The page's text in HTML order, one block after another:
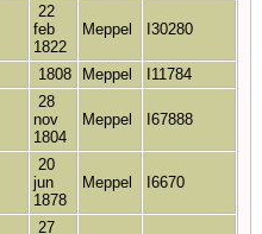
22
feb
1822
Meppel I30280
1808 Meppel I11784
28
nov
1804
Meppel I67888
20
jun
1878
Meppel I6670
27